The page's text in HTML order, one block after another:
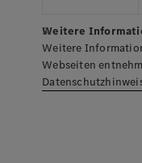
Weitere
Weitere
Webseiten